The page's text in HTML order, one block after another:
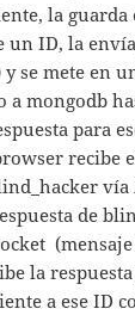
la
un ID, la
y se mete en
a mongodb
para
recibe
vía
de
la
a ese ID